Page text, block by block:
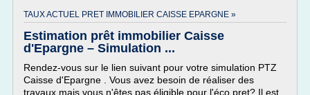
TAUX ACTUEL PRET IMMOBILIER CAISSE EPARGNE »
Estimation prêt immobilier Caisse
d'Epargne – Simulation ...
Rendez-vous sur le lien suivant pour votre simulation PTZ
Caisse d'Epargne . Vous avez besoin de réaliser des
travaux mais vous n'êtes pas éligible pour l'éco pret? Il est